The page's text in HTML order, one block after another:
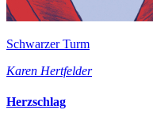
Schwarzer Turm
Karen Hertfelder
Herzschlag